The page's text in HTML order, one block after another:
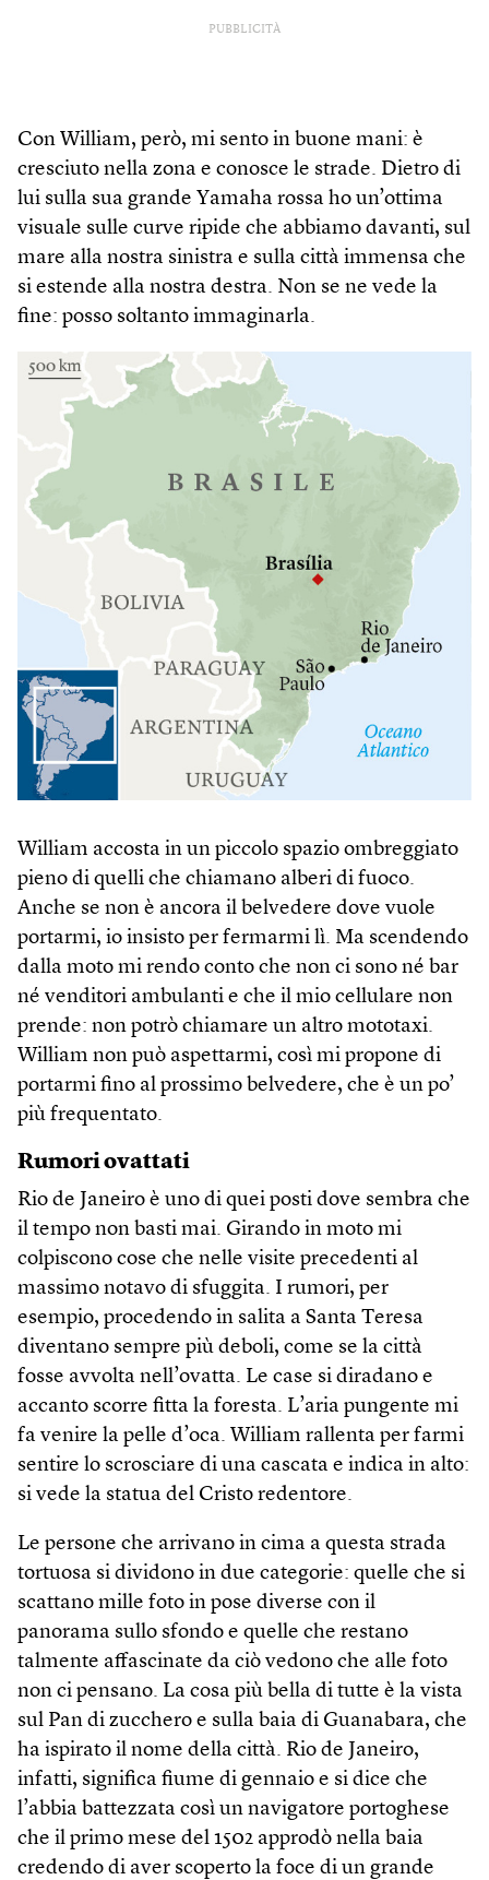
PUBBLICITÀ
Con William, però, mi sento in buone mani: è
cresciuto nella zona e conosce le strade. Dietro di
lui sulla sua grande Yamaha rossa ho un’ottima
visuale sulle curve ripide che abbiamo davanti, sul
mare alla nostra sinistra e sulla città immensa che
si estende alla nostra destra. Non se ne vede la
fine: posso soltanto immaginarla.
William accosta in un piccolo spazio ombreggiato
pieno di quelli che chiamano alberi di fuoco.
Anche se non è ancora il belvedere dove vuole
portarmi, io insisto per fermarmi lì. Ma scendendo
dalla moto mi rendo conto che non ci sono né bar
né venditori ambulanti e che il mio cellulare non
prende: non potrò chiamare un altro mototaxi.
William non può aspettarmi, così mi propone di
portarmi fino al prossimo belvedere, che è un po’
più frequentato.
Rumori ovattati
Rio de Janeiro è uno di quei posti dove sembra che
il tempo non basti mai. Girando in moto mi
colpiscono cose che nelle visite precedenti al
massimo notavo di sfuggita. I rumori, per
esempio, procedendo in salita a Santa Teresa
diventano sempre più deboli, come se la città
fosse avvolta nell’ovatta. Le case si diradano e
accanto scorre fitta la foresta. L’aria pungente mi
fa venire la pelle d’oca. William rallenta per farmi
sentire lo scrosciare di una cascata e indica in alto:
si vede la statua del Cristo redentore.
Le persone che arrivano in cima a questa strada
tortuosa si dividono in due categorie: quelle che si
scattano mille foto in pose diverse con il
panorama sullo sfondo e quelle che restano
talmente affascinate da ciò vedono che alle foto
non ci pensano. La cosa più bella di tutte è la vista
sul Pan di zucchero e sulla baia di Guanabara, che
ha ispirato il nome della città. Rio de Janeiro,
infatti, significa fiume di gennaio e si dice che
l’abbia battezzata così un navigatore portoghese
che il primo mese del 1502 approdò nella baia
credendo di aver scoperto la foce di un grande